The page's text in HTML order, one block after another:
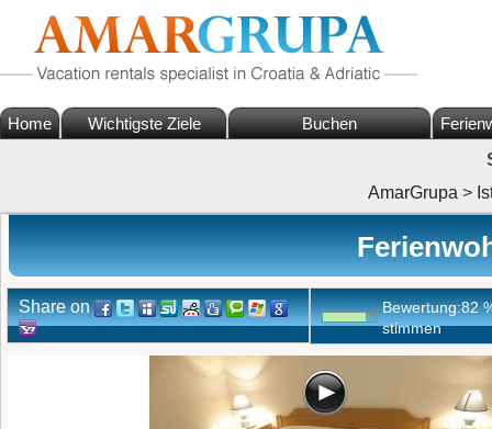
Home Wichtigste Ziele Buchen
AmarGrupa >
Share on Bewertung:82
stimmen